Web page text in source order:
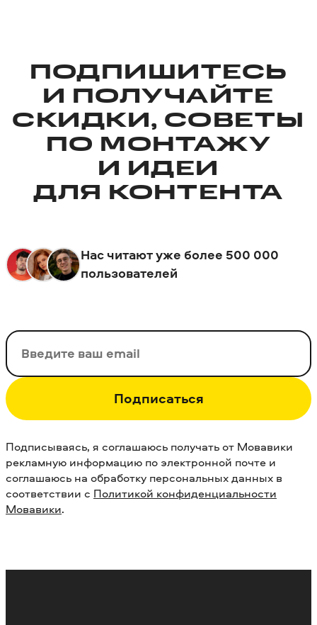
ПОДПИШИТЕСЬ
И ПОЛУЧАЙТЕ
СКИДКИ, СОВЕТЫ
ПО МОНТАЖУ
И ИДЕИ
ДЛЯ КОНТЕНТА
Нас читают уже более 500 000
пользователей
Ваш email
Подписаться
Подписываясь, я соглашаюсь получать от Мовавики
рекламную информацию по электронной почте и
соглашаюсь на обработку персональных данных в
соответствии с Политикой конфиденциальности
Мовавики.